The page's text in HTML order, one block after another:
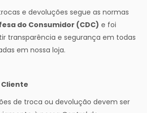
e devoluções segue as normas
do Consumidor (CDC) e foi
transparência e segurança em todas
em nossa loja.
de troca ou devolução devem ser